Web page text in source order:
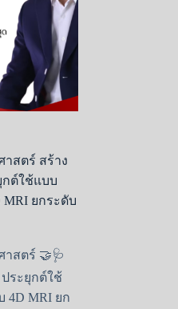
สตร์ สร้าง
กต์ใช้แบบ
MRI ยกระดับ
สตร์ 🤝🩺
ระยุกต์ใช้
4D MRI ยก